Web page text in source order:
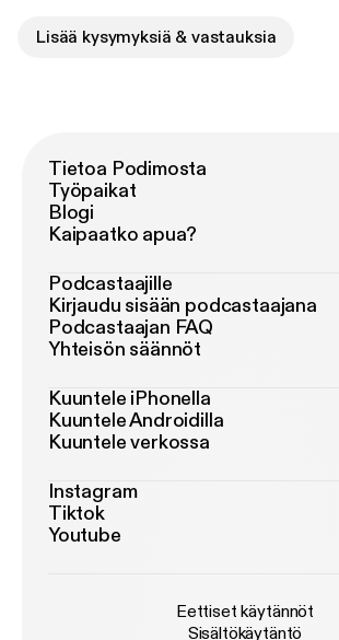
Lisää kysymyksiä & vastauksia
Tietoa Podimosta
Työpaikat
Blogi
Kaipaatko apua?
Podcastaajille
Kirjaudu sisään podcastaajana
Podcastaajan FAQ
Yhteisön säännöt
Kuuntele iPhonella
Kuuntele Androidilla
Kuuntele verkossa
Instagram
Tiktok
Youtube
Eettiset käytännöt
Sisältökäytäntö